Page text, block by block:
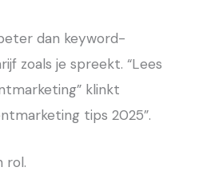
dan keyword-
zoals je spreekt. “Lees
klinkt
tips 2025”.
rol.